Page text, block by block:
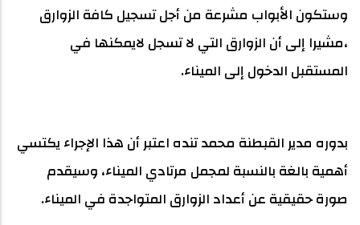
وستكون الأبواب مشرعة من أجل تسجيل كافة الزوارق
،مشيرا إلى أن الزوارق التي لا تسجل لايمكنها في
المستقبل الدخول إلى الميناء.
بدوره مدير القبطنة محمد تنده اعتبر أن هذا الإجراء يكتسي
أهمية بالغة بالنسبة لمجمل مرتادي الميناء، وسيقدم
صورة حقيقية عن أعداد الزوارق المتواجدة في الميناء.